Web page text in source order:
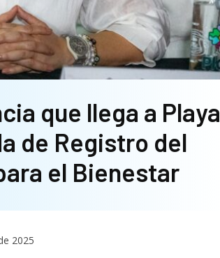
que llega a Playa
de Registro del
el Bienestar
2025